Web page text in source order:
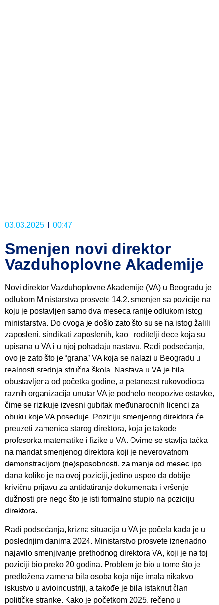
03.03.2025 00:47
Smenjen novi direktor
Vazduhoplovne Akademije
Novi direktor Vazduhoplovne Akademije (VA) u Beogradu je
odlukom Ministarstva prosvete 14.2. smenjen sa pozicije na
koju je postavljen samo dva meseca ranije odlukom istog
ministarstva. Do ovoga je došlo zato što su se na istog žalili
zaposleni, sindikati zaposlenih, kao i roditelji dece koja su
upisana u VA i u njoj pohađaju nastavu. Radi podsećanja,
ovo je zato što je “grana” VA koja se nalazi u Beogradu u
realnosti srednja stručna škola. Nastava u VA je bila
obustavljena od početka godine, a petaneast rukovodioca
raznih organizacija unutar VA je podnelo neopozive ostavke,
čime se rizikuje izvesni gubitak međunarodnih licenci za
obuku koje VA poseduje. Poziciju smenjenog direktora će
preuzeti zamenica starog direktora, koja je takođe
profesorka matematike i fizike u VA. Ovime se stavlja tačka
na mandat smenjenog direktora koji je neverovatnom
demonstracijom (ne)sposobnosti, za manje od mesec ipo
dana koliko je na ovoj poziciji, jedino uspeo da dobije
krivičnu prijavu za antidatiranje dokumenata i vršenje
dužnosti pre nego što je isti formalno stupio na poziciju
direktora.
Radi podsećanja, krizna situacija u VA je počela kada je u
poslednjim danima 2024. Ministarstvo prosvete iznenadno
najavilo smenjivanje prethodnog direktora VA, koji je na toj
poziciji bio preko 20 godina. Problem je bio u tome što je
predložena zamena bila osoba koja nije imala nikakvo
iskustvo u avioindustriji, a takođe je bila istaknut član
političke stranke. Kako je početkom 2025. rečeno u